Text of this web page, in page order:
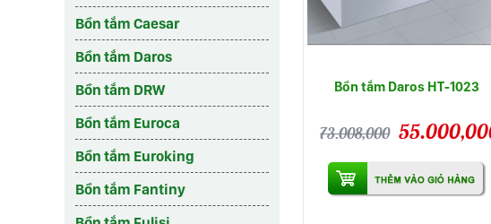
Bồn tắm Caesar
Bồn tắm Daros
Bồn tắm DRW
Bồn tắm Euroca
Bồn tắm Euroking
Bồn tắm Fantiny
Bồn tắm Daros HT-1023
73.008,000